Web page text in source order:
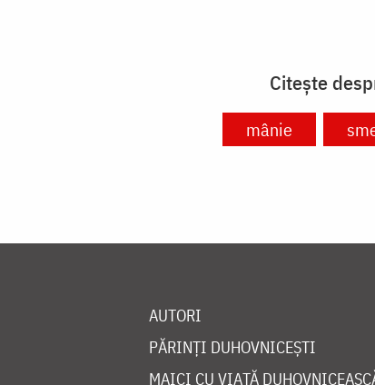
Citește
mânie
AUTORI
PĂRINȚI DUHOVNICEȘTI
MAICI CU VIAȚĂ